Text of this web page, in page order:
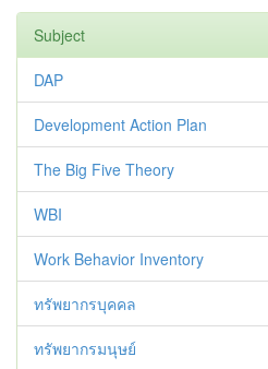
Subject
DAP
Development Action Plan
The Big Five Theory
WBI
Work Behavior Inventory
ทรัพยากรบุคคล
ทรัพยากรมนุษย์